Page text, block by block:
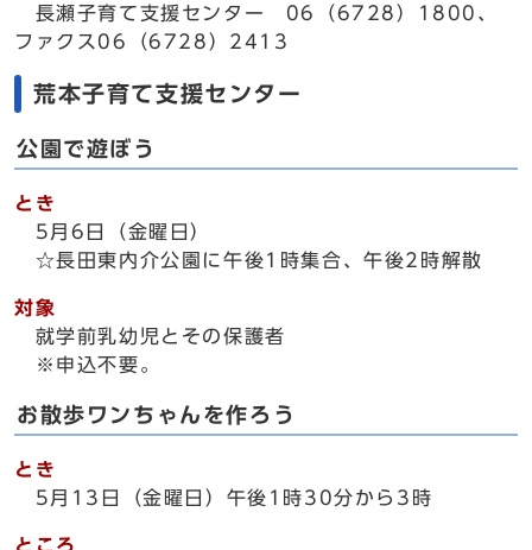
長瀬子育て支援センター 06（6728）1800、
ファクス06（6728）2413
荒本子育て支援センター
公園で遊ぼう
とき
5月6日（金曜日）
☆長田東内介公園に午後1時集合、午後2時解散
対象
就学前乳幼児とその保護者
※申込不要。
お散歩ワンちゃんを作ろう
とき
5月13日（金曜日）午後1時30分から3時
ところ